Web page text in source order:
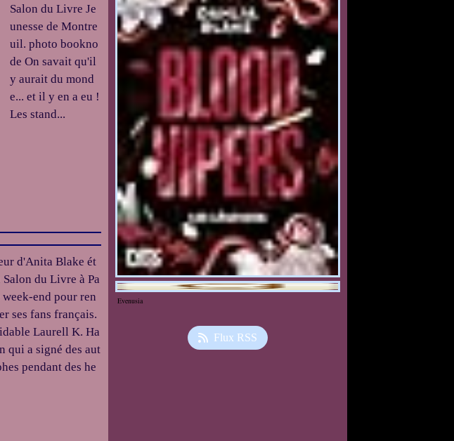
Salon du Livre Je
unesse de Montre
uil. photo bookno
de On savait qu'il
y aurait du mond
e... et il y en a eu !
Les stand...
d'Anita Blake ét
Salon du Livre à Pa
week-end pour ren
ses fans français.
Laurell K. Ha
qui a signé des aut
pendant des he
Evenusia
Flux RSS